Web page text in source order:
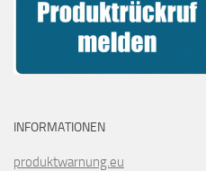
INFORMATIONEN
produktwarnung.eu